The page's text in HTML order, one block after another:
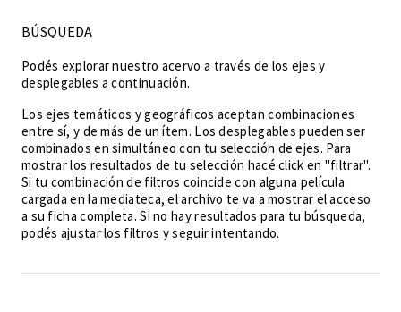
BÚSQUEDA
Podés explorar nuestro acervo a través de los ejes y
desplegables a continuación.
Los ejes temáticos y geográficos aceptan combinaciones
entre sí, y de más de un ítem. Los desplegables pueden ser
combinados en simultáneo con tu selección de ejes. Para
mostrar los resultados de tu selección hacé click en "filtrar".
Si tu combinación de filtros coincide con alguna película
cargada en la mediateca, el archivo te va a mostrar el acceso
a su ficha completa. Si no hay resultados para tu búsqueda,
podés ajustar los filtros y seguir intentando.